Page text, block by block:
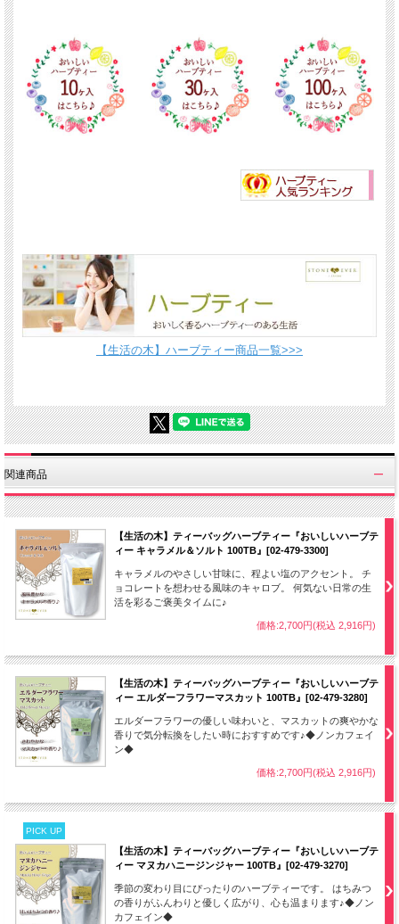
【生活の木】ハーブティー商品一覧>>>
関連商品
【生活の木】ティーバッグハーブティー『おいしいハーブテ
ィー キャラメル＆ソルト 100TB』[02-479-3300]
キャラメルのやさしい甘味に、程よい塩のアクセント。 チ
ョコレートを想わせる風味のキャロブ。 何気ない日常の生
活を彩るご褒美タイムに♪
価格:2,700円(税込 2,916円)
【生活の木】ティーバッグハーブティー『おいしいハーブテ
ィー エルダーフラワーマスカット 100TB』[02-479-3280]
エルダーフラワーの優しい味わいと、マスカットの爽やかな
香りで気分転換をしたい時におすすめです♪◆ノンカフェイ
ン◆
価格:2,700円(税込 2,916円)
PICK UP
【生活の木】ティーバッグハーブティー『おいしいハーブテ
ィー マヌカハニージンジャー 100TB』[02-479-3270]
季節の変わり目にぴったりのハーブティーです。 はちみつ
の香りがふんわりと優しく広がり、心も温まります♪◆ノン
カフェイン◆